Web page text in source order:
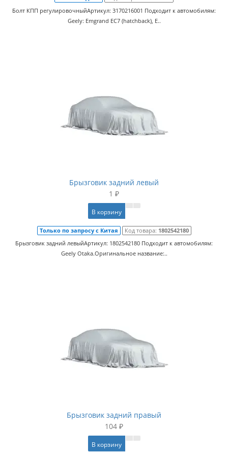
Болт КПП регулировочныйАртикул: 3170216001 Подходит к автомобилям:
Geely: Emgrand EC7 (hatchback), E..
Брызговик задний левый
1 ₽
В корзину
Только по запросу с Китая Код товара: 1802542180
Брызговик задний левыйАртикул: 1802542180 Подходит к автомобилям:
Geely Otaka.Оригинальное название:..
Брызговик задний правый
104 ₽
В корзину